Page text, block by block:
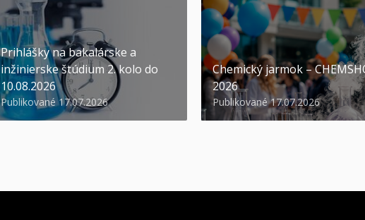
Prihlášky na bakalárske a
inžinierske štúdium 2. kolo do
10.08.2026
Publikované 17.07.2026
Chemický jarmok –
2026
Publikované 17.07.2026